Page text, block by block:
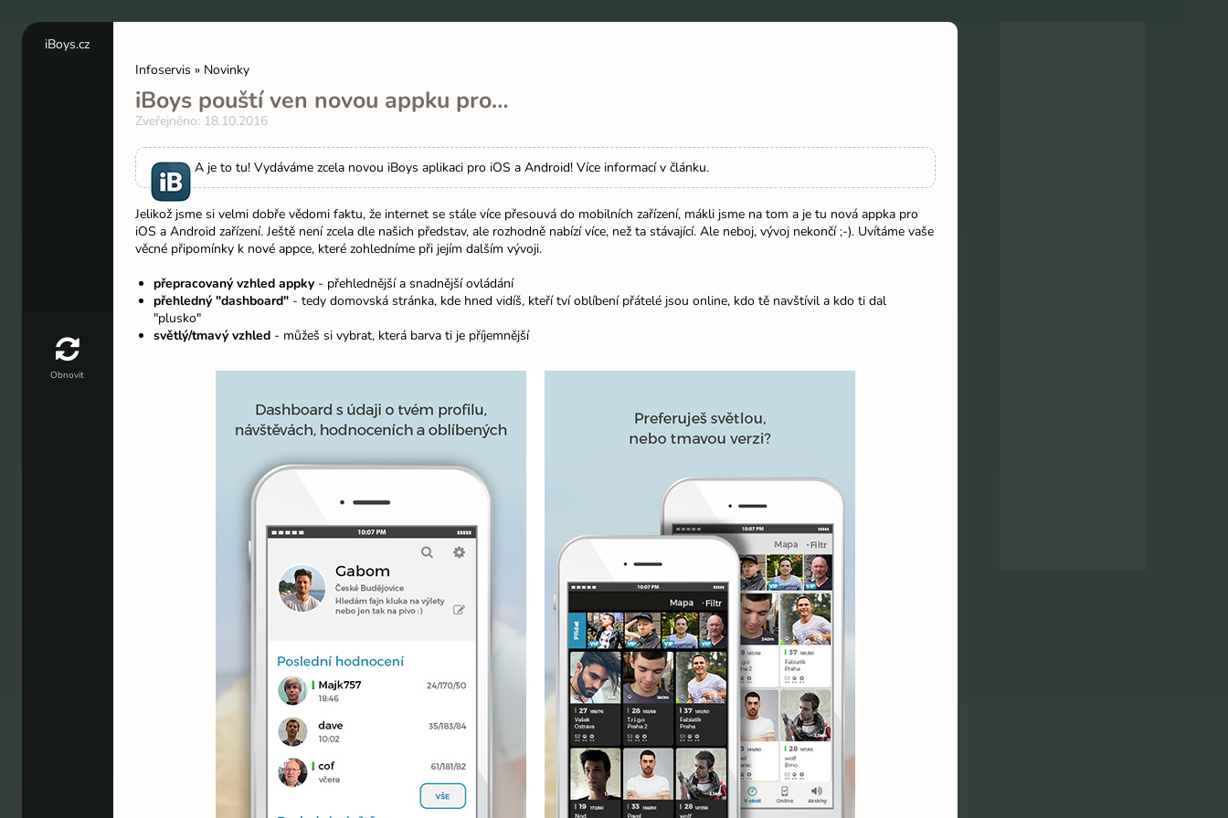
iBoys.cz
Obnovit
Nechat
otevřené
Infoservis » Novinky
iBoys pouští ven novou appku pro…
Zveřejněno: 18.10.2016
A je to tu! Vydáváme zcela novou iBoys aplikaci pro iOS a Android! Více informací v článku.
Jelikož jsme si velmi dobře vědomi faktu, že internet se stále více přesouvá do mobilních zařízení, mákli jsme na tom a je tu nová appka pro
iOS a Android zařízení. Ještě není zcela dle našich představ, ale rozhodně nabízí více, než ta stávající. Ale neboj, vývoj nekončí ;-). Uvítáme vaše
věcné připomínky k nové appce, které zohledníme při jejím dalším vývoji.
přepracovaný vzhled appky - přehlednější a snadnější ovládání
přehledný "dashboard"- tedy domovská stránka, kde hned vidíš, kteří tví oblíbení přátelé jsou online, kdo tě navštívil a kdo ti dal
"plusko"
světlý/tmavý vzhled- můžeš si vybrat, která barva ti je příjemnější